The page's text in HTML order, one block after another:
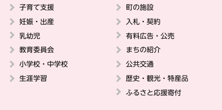
子育て支援
妊娠・出産
乳幼児
教育委員会
小学校・中学校
生涯学習
町の施設
入札・契約
有料広告・公売
まちの紹介
公共交通
歴史・観光・特産品
ふるさと応援寄付